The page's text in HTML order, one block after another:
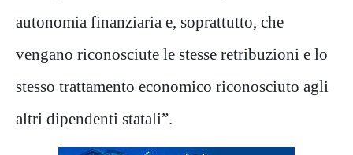
autonomia finanziaria e, soprattutto, che
vengano riconosciute le stesse retribuzioni e lo
stesso trattamento economico riconosciuto agli
altri dipendenti statali”.